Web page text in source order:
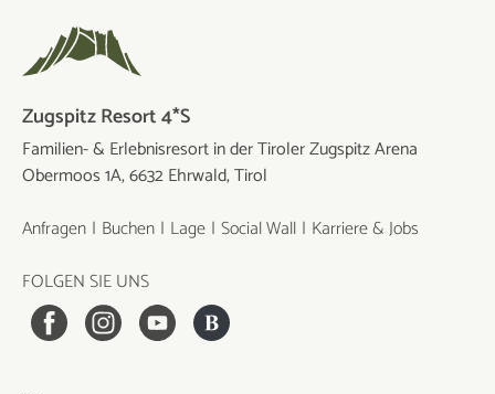
Zugspitz Resort 4*S
Familien- & Erlebnisresort in der Tiroler Zugspitz Arena
Obermoos 1A, 6632 Ehrwald, Tirol
Anfragen Buchen Lage Social Wall Karriere & Jobs
FOLGEN SIE UNS